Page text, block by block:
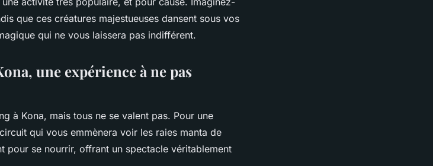
que ces créatures majestueuses dansent sous vos
qui ne vous laissera pas indifférent.
une expérience à ne pas
à Kona, mais tous ne se valent pas. Pour une
qui vous emmènera voir les raies manta de
pour se nourrir, offrant un spectacle véritablement